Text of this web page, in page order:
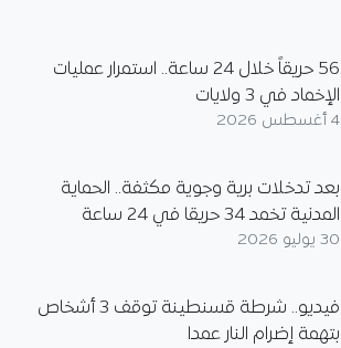
56 حريقاً خلال 24 ساعة.. استمرار عمليات
الإخماد في 3 ولايات
4 أغسطس 2026
بعد تدخلات برية وجوية مكثفة.. الحماية
المدنية تخمد 34 حريقا في 24 ساعة
30 يوليو 2026
فيديو.. شرطة قسنطينة توقف 3 أشخاص
بتهمة إضرام النار عمدا